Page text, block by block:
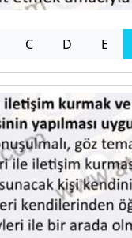
C D E